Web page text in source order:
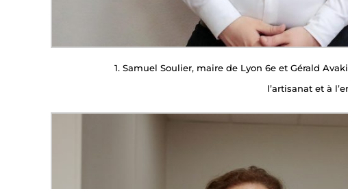
1. Samuel Soulier, maire de Lyon 6e et Gérald
l’artisanat et à